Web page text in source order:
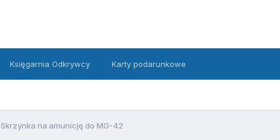
Księgarnia Odkrywcy Karty podarunkowe
Skrzynka na amunicję do MG-42